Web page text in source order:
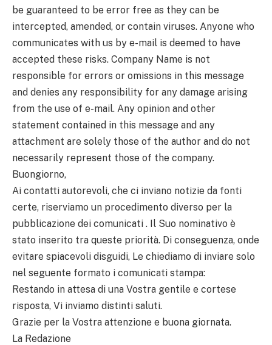
be guaranteed to be error free as they can be
intercepted, amended, or contain viruses. Anyone who
communicates with us by e-mail is deemed to have
accepted these risks. Company Name is not
responsible for errors or omissions in this message
and denies any responsibility for any damage arising
from the use of e-mail. Any opinion and other
statement contained in this message and any
attachment are solely those of the author and do not
necessarily represent those of the company.
Buongiorno,
Ai contatti autorevoli, che ci inviano notizie da fonti
certe, riserviamo un procedimento diverso per la
pubblicazione dei comunicati . Il Suo nominativo è
stato inserito tra queste priorità. Di conseguenza, onde
evitare spiacevoli disguidi, Le chiediamo di inviare solo
nel seguente formato i comunicati stampa:
Restando in attesa di una Vostra gentile e cortese
risposta, Vi inviamo distinti saluti.
Grazie per la Vostra attenzione e buona giornata.
La Redazione